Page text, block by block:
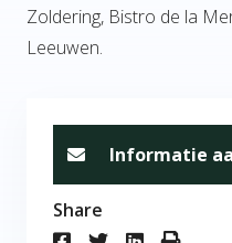
Zoldering, Bistro de la
Leeuwen.
Informatie
Share